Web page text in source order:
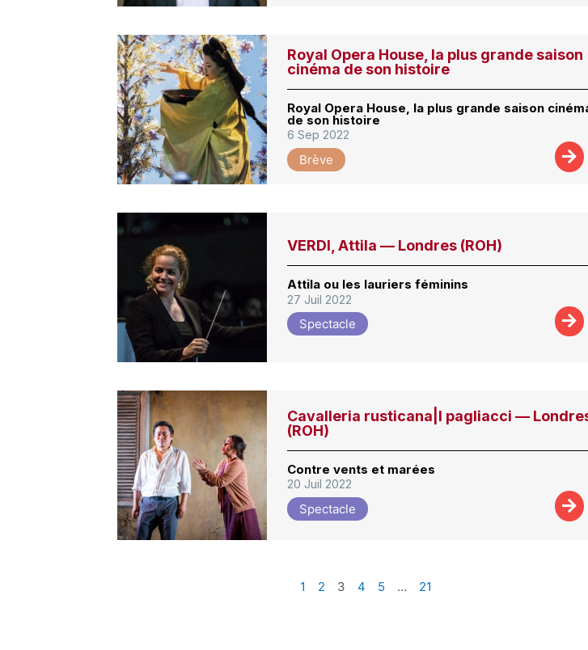
Royal Opera House, la plus grande saison
cinéma de son histoire
Royal Opera House, la plus grande saison
de son histoire
6 Sep 2022
Brève
VERDI, Attila — Londres (ROH)
Attila ou les lauriers féminins
27 Juil 2022
Spectacle
Cavalleria rusticana|I pagliacci —
(ROH)
Contre vents et marées
20 Juil 2022
Spectacle
1 2 3 4 5 … 21